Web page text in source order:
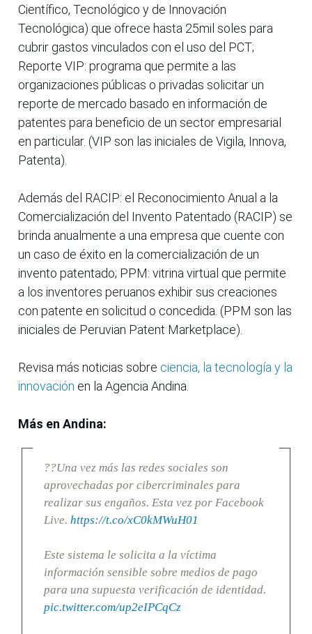
Científico, Tecnológico y de Innovación
Tecnológica) que ofrece hasta 25mil soles para
cubrir gastos vinculados con el uso del PCT;
Reporte VIP: programa que permite a las
organizaciones públicas o privadas solicitar un
reporte de mercado basado en información de
patentes para beneficio de un sector empresarial
en particular. (VIP son las iniciales de Vigila, Innova,
Patenta).
Además del RACIP: el Reconocimiento Anual a la
Comercialización del Invento Patentado (RACIP) se
brinda anualmente a una empresa que cuente con
un caso de éxito en la comercialización de un
invento patentado; PPM: vitrina virtual que permite
a los inventores peruanos exhibir sus creaciones
con patente en solicitud o concedida. (PPM son las
iniciales de Peruvian Patent Marketplace).
Revisa más noticias sobre ciencia, la tecnología y la
innovación en la Agencia Andina.
Más en Andina:
??Una vez más las redes sociales son
aprovechadas por cibercriminales para
realizar sus engaños. Esta vez por Facebook
Live. https://t.co/xC0kMWuH01
Este sistema le solicita a la víctima
información sensible sobre medios de pago
para una supuesta verificación de identidad.
pic.twitter.com/up2eIPCqCz